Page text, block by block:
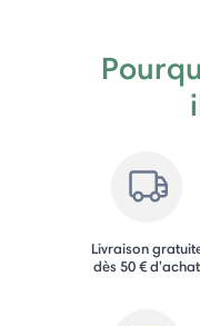
Livraison
dès 50 € d'achat